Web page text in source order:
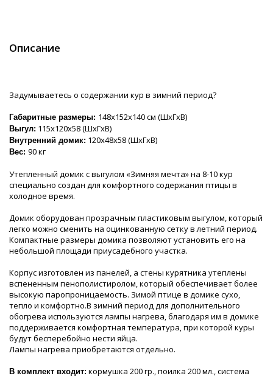
Описание
Задумываетесь о содержании кур в зимний период?
Габаритные размеры: 148х152х140 см (ШхГхВ)
Выгул: 115х120х58 (ШхГхВ)
Внутренний домик: 120х48х58 (ШхГхВ)
Вес: 90 кг
Утепленный домик с выгулом «Зимняя мечта» на 8-10 кур
специально создан для комфортного содержания птицы в
холодное время.
Домик оборудован прозрачным пластиковым выгулом, который
легко можно сменить на оцинкованную сетку в летний период.
Компактные размеры домика позволяют установить его на
небольшой площади приусадебного участка.
Корпус изготовлен из панелей, а стены курятника утеплены
вспененным пенополистиролом, который обеспечивает более
высокую паропроницаемость. Зимой птице в домике сухо,
тепло и комфортно.В зимний период для дополнительного
обогрева используются лампы нагрева, благодаря им в домике
поддерживается комфортная температура, при которой куры
будут бесперебойно нести яйца.
Лампы нагрева приобретаются отдельно.
В комплект входит: кормушка 200 гр., поилка 200 мл., система